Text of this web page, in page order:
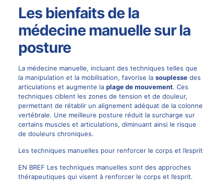
Les bienfaits de la
médecine manuelle sur la
posture
La médecine manuelle, incluant des techniques telles que
la manipulation et la mobilisation, favorise la souplessedes
articulations et augmente la plage de mouvement. Ces
techniques ciblent les zones de tension et de douleur,
permettant de rétablir un alignement adéquat de la colonne
vertébrale. Une meilleure posture réduit la surcharge sur
certains muscles et articulations, diminuant ainsi le risque
de douleurs chroniques.
Les techniques manuelles pour renforcer le corps et l’esprit
EN BREF Les techniques manuelles sont des approches
thérapeutiques qui visent à renforcer le corps et l’esprit.